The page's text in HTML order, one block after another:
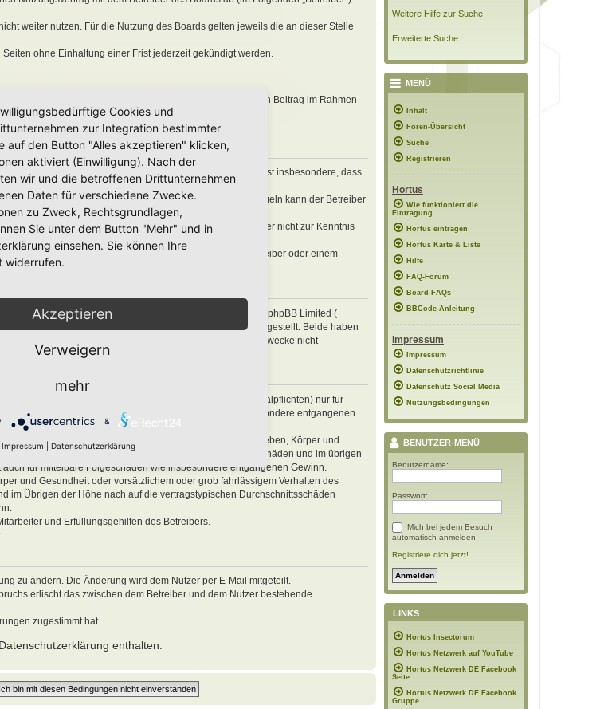
weiter nutzen. Für die Nutzung des Boards gelten jeweils die an dieser Stelle
ohne Einhaltung einer Frist jederzeit gekündigt werden.
räumlich unbeschränktes und unentgeltliches Recht, deinen Beitrag im Rahmen
bestehen.
geltendes Recht oder die guten Sitten verstoßen. Du erklärst insbesondere, dass
bzw. zu verwenden.
oder anderer im Board veröffentlichten Regeln kann der Betreiber
und dir ein Hausverbot erteilen.
übernimmt, die er nicht selbst erstellt hat oder die er nicht zur Kenntnis
jederzeit zu löschen oder zu sperren.
o. g. Regeln verstoßen oder geeignet sind, dem Betreiber oder einem
Public License v2“ (GPL) bereitgestellten Foren-Software von phpBB Limited (
Community unter
zur Verfügung gestellt. Beide haben
die Verwendung der Software für bestimmte Zwecke nicht
und der Verletzung wesentlicher Vertragspflichten (Kardinalpflichten) nur für
sind. Dies gilt auch für mittelbare Folgeschäden wie insbesondere entgangenen
Verhalten oder bei Schäden aus der Verletzung von Leben, Körper und
die bei Vertragsschluss typischerweise vorhersehbaren Schäden und im übrigen
für mittelbare Folgeschäden wie insbesondere entgangenen Gewinn.
und Gesundheit oder vorsätzlichem oder grob fahrlässigem Verhalten des
im Übrigen der Höhe nach auf die vertragstypischen Durchschnittsschäden
und Erfüllungsgehilfen des Betreibers.
zu ändern. Die Änderung wird dem Nutzer per E-Mail mitgeteilt.
erlischt das zwischen dem Betreiber und dem Nutzer bestehende
zugestimmt hat.
enthalten.
Weitere Hilfe zur Suche
Erweiterte Suche
MENÜ
Inhalt
Foren-Übersicht
Suche
Registrieren
Hortus
Wie funktioniert die
Eintragung
Hortus eintragen
Hortus Karte & Liste
Hilfe
FAQ-Forum
Board-FAQs
BBCode-Anleitung
Impressum
Impressum
Datenschutzrichtlinie
Datenschutz Social Media
Nutzungsbedingungen
BENUTZER-MENÜ
Benutzername:
Passwort:
Mich bei jedem Besuch
automatisch anmelden
Registriere dich jetzt!
LINKS
Hortus Insectorum
Hortus Netzwerk auf YouTube
Hortus Netzwerk DE Facebook
Seite
Hortus Netzwerk DE Facebook
Gruppe
Cookies und
zur Integration bestimmter
auf den Button "Alles akzeptieren" klicken,
aktiviert (Einwilligung). Nach der
wir und die betroffenen Drittunternehmen
Daten für verschiedene Zwecke.
zu Zweck, Rechtsgrundlagen,
Sie unter dem Button "Mehr" und in
einsehen. Sie können Ihre
widerrufen.
Akzeptieren
Verweigern
mehr
&
Impressum Datenschutzerklärung